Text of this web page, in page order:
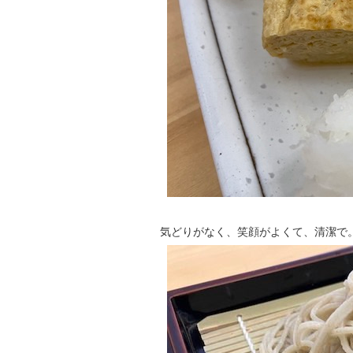
気どりがなく、笑顔がよくて、清潔で